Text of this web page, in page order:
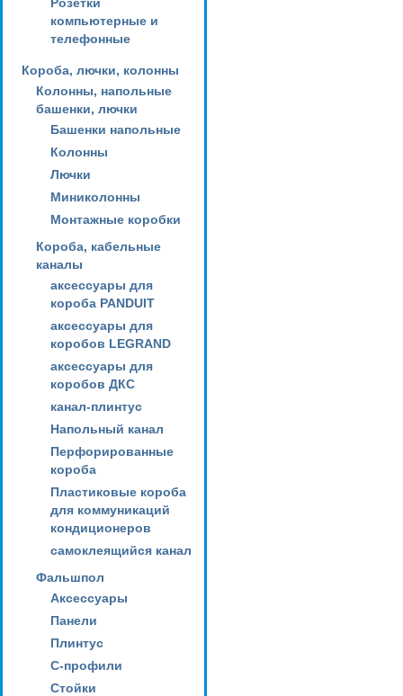
компьютерные и
телефонные
Короба, лючки, колонны
Колонны, напольные
башенки, лючки
Башенки напольные
Колонны
Лючки
Миниколонны
Монтажные коробки
Короба, кабельные
каналы
аксессуары для
короба PANDUIT
аксессуары для
коробов LEGRAND
аксессуары для
коробов ДКС
канал-плинтус
Напольный канал
Перфорированные
короба
Пластиковые короба
для коммуникаций
кондиционеров
самоклеящийся канал
Фальшпол
Аксессуары
Панели
Плинтус
С-профили
Стойки